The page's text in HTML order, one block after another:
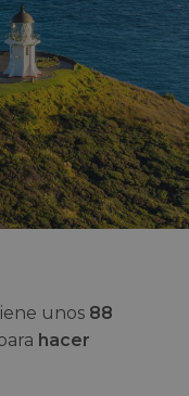
unos 88
hacer